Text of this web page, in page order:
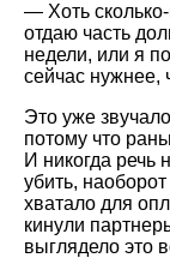
— Хоть
отдаю часть
недели, или я
сейчас
Это уже
потому что
И никогда речь
убить,
хватало для
кинули
выглядело это